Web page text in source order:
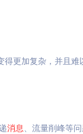
更加复杂，并且难
消息、流量削峰等